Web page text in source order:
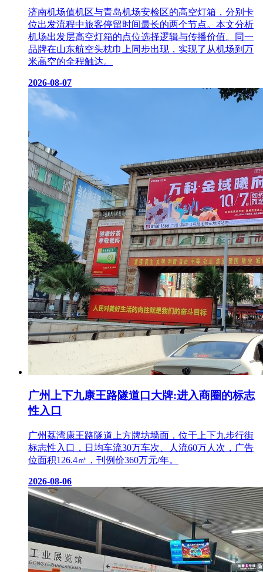
济南机场值机区与青岛机场安检区的高空灯箱，分别卡
位出发流程中旅客停留时间最长的两个节点。本文分析
机场出发层高空灯箱的点位选择逻辑与传播价值。同一
品牌在山东航空头枕巾上同步出现，实现了从机场到万
米高空的全程触达。
2026-08-07
广州上下九康王路隧道口大牌:进入商圈的标志
性入口
广州荔湾康王路隧道上方牌坊墙面，位于上下九步行街
标志性入口，日均车流30万车次、人流60万人次，广告
位面积126.4㎡，刊例价360万元/年。
2026-08-06